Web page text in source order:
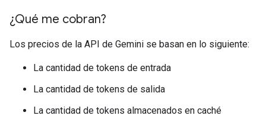
¿Qué me cobran?
Los precios de la API de Gemini se basan en lo siguiente:
La cantidad de tokens de entrada
La cantidad de tokens de salida
La cantidad de tokens almacenados en caché